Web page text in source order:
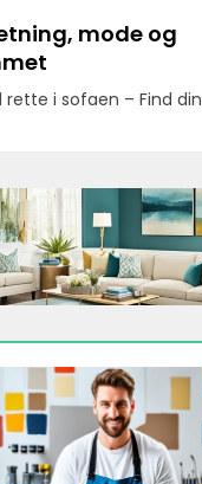
mode og
i sofaen – Find din